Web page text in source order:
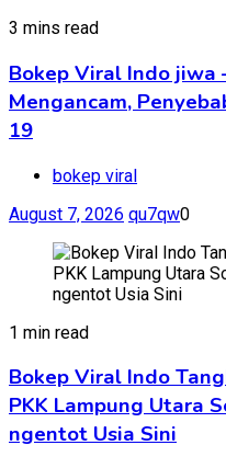
3 mins read
Bokep Viral Indo jiwa
Mengancam,
19
bokep viral
August 7, 2026 qu7qw0
1 min read
Bokep Viral Indo
PKK Lampung Utara
ngentot Usia Sini